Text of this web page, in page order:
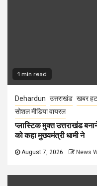
1 min read
Dehardun उत्तराखंड खबर
सोशल मीडिया वायरल
प्लास्टिक मुक्त उत्तराखंड
को कहा मुख्यमंत्री धामी ने
August 7, 2026 News